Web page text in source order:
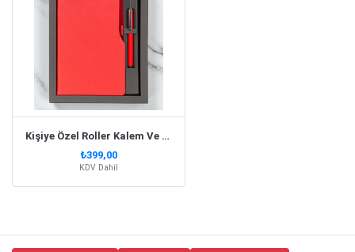
Kişiye Özel Roller Kalem Ve Termo Deri Defter Kutulu Set - Kırmızı
₺399,00
KDV Dahil